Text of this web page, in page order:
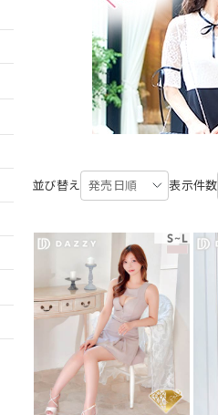
並び替え 発売日順 表示件数